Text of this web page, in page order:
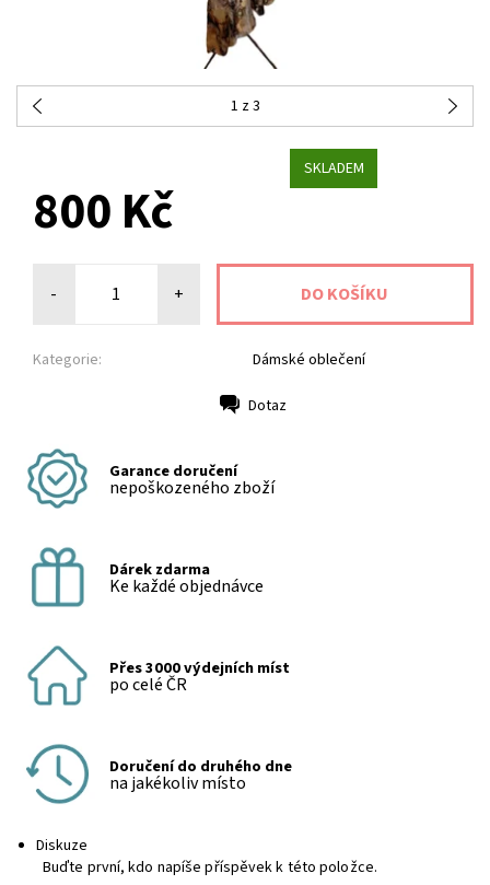
1 z 3
SKLADEM
800 Kč
- +
Kategorie: Dámské oblečení
Dotaz
Garance doručení
nepoškozeného zboží
Dárek zdarma
Ke každé objednávce
Přes 3000 výdejních míst
po celé ČR
Doručení do druhého dne
na jakékoliv místo
Diskuze
Buďte první, kdo napíše příspěvek k této položce.